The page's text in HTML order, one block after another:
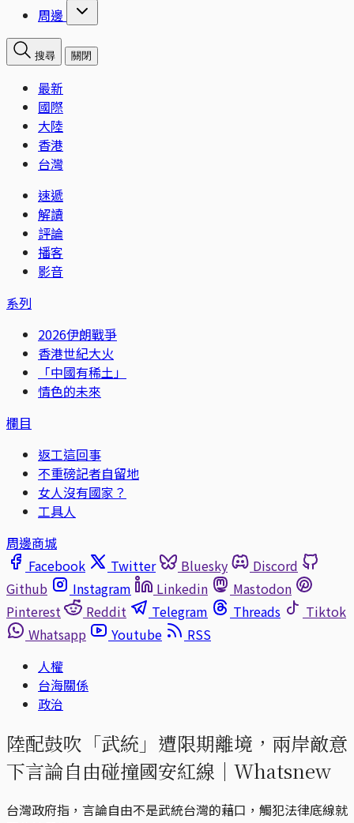
周邊
搜尋 關閉
最新
國際
大陸
香港
台灣
速遞
解讀
評論
播客
影音
系列
2026伊朗戰爭
香港世紀大火
「中國有稀土」
情色的未來
欄目
返工這回事
不重磅記者自留地
女人沒有國家？
工具人
周邊商城
Facebook
Twitter Bluesky
Discord
Github
Instagram Linkedin
Mastodon
Pinterest
Reddit Telegram Threads
Tiktok
Whatsapp
Youtube
RSS
人權
台海關係
政治
陸配鼓吹「武統」遭限期離境，兩岸敵意
下言論自由碰撞國安紅線｜Whatsnew
台灣政府指，言論自由不是武統台灣的藉口，觸犯法律底線就